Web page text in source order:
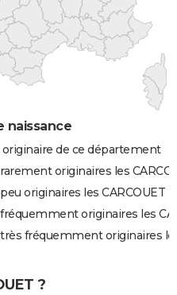
naissance
originaire de ce département
originaires les
originaires les CARCOUET
originaires les
fréquemment originaires
?